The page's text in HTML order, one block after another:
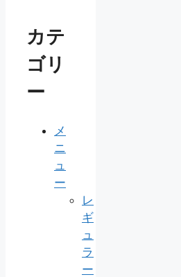
カテ
ゴリ
ー
メ
ニ
ュ
ー
レ
ギ
ュ
ラ
ー